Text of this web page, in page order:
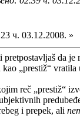
ч. 03.12.2008. »
da je
„prestiž“ vratila
reč „prestiž“
i prepek, ali